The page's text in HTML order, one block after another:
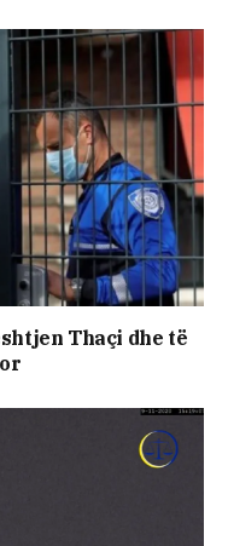
Thaçi dhe të